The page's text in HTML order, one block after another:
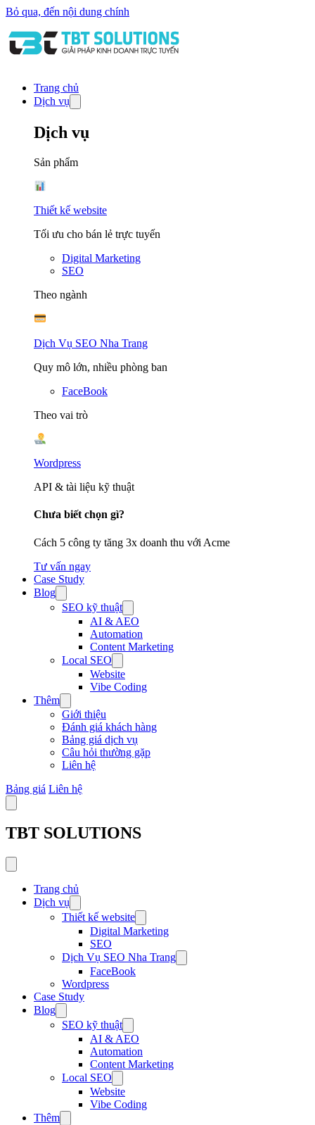
Bỏ qua, đến nội dung chính
Trang chủ
Dịch vụ
Dịch vụ
Sản phẩm
Thiết kế website
Tối ưu cho bán lẻ trực tuyến
Digital Marketing
SEO
Theo ngành
Dịch Vụ SEO Nha Trang
Quy mô lớn, nhiều phòng ban
FaceBook
Theo vai trò
Wordpress
API & tài liệu kỹ thuật
Chưa biết chọn gì?
Cách 5 công ty tăng 3x doanh thu với Acme
Tư vấn ngay
Case Study
Blog
SEO kỹ thuật
AI & AEO
Automation
Content Marketing
Local SEO
Website
Vibe Coding
Thêm
Giới thiệu
Đánh giá khách hàng
Bảng giá dịch vụ
Câu hỏi thường gặp
Liên hệ
Bảng giá Liên hệ
TBT SOLUTIONS
Trang chủ
Dịch vụ
Thiết kế website
Digital Marketing
SEO
Dịch Vụ SEO Nha Trang
FaceBook
Wordpress
Case Study
Blog
SEO kỹ thuật
AI & AEO
Automation
Content Marketing
Local SEO
Website
Vibe Coding
Thêm